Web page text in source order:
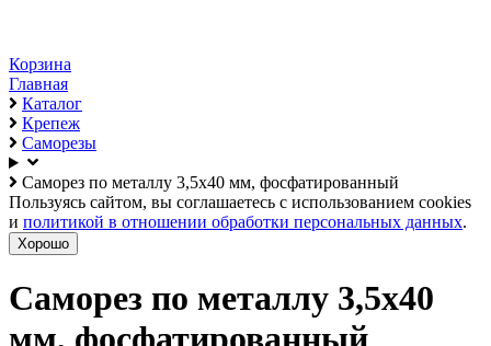
Корзина
Главная
Каталог
Крепеж
Саморезы
Саморез по металлу 3,5х40 мм, фосфатированный
Пользуясь сайтом, вы соглашаетесь с использованием cookies
и политикой в отношении обработки персональных данных.
Хорошо
Саморез по металлу 3,5х40